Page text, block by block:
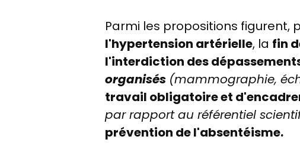
Parmi les propositions figurent,
l'hypertension artérielle, la fin
l'interdiction des
organisés (mammographie,
travail obligatoire et
par rapport au référentiel
prévention de l'absentéisme.